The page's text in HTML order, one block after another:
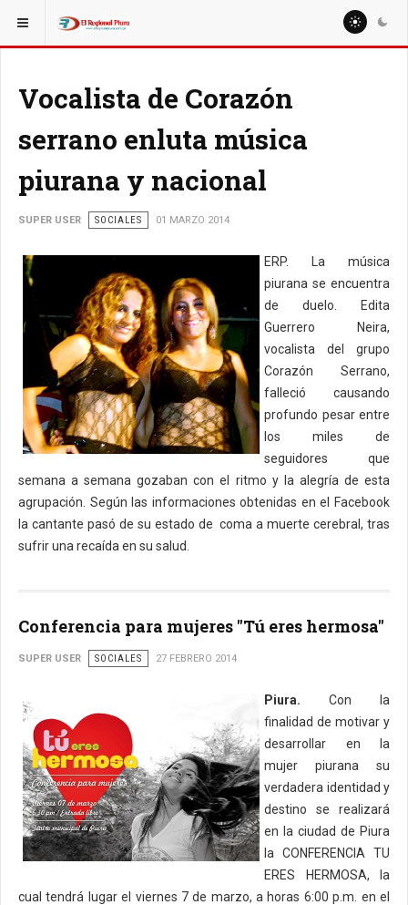
ESTÁ AQUÍ: MISCELANEAS
Vocalista de Corazón
serrano enluta música
piurana y nacional
SUPER USER SOCIALES 01 MARZO 2014
ERP. La música
piurana se encuentra
de duelo. Edita
Guerrero Neira,
vocalista del grupo
Corazón Serrano,
falleció causando
profundo pesar entre
los miles de
seguidores que
semana a semana gozaban con el ritmo y la alegría de esta
agrupación. Según las informaciones obtenidas en el Facebook
la cantante pasó de su estado de coma a muerte cerebral, tras
sufrir una recaída en su salud.
Conferencia para mujeres "Tú eres hermosa"
SUPER USER SOCIALES 27 FEBRERO 2014
Piura. Con la
finalidad de motivar y
desarrollar en la
mujer piurana su
verdadera identidad y
destino se realizará
en la ciudad de Piura
la CONFERENCIA TU
ERES HERMOSA, la
cual tendrá lugar el viernes 7 de marzo, a horas 6:00 p.m. en el